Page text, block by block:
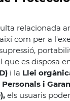
relacionada
com per a
que es disposa
i la Llei
i
els usuaris